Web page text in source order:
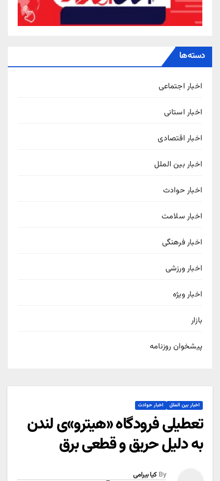
دسته‌ها
اخبار اجتماعی
اخبار استانی
اخبار اقتصادی
اخبار بین الملل
اخبار حوادث
اخبار سلامت
اخبار فرهنگی
اخبار ورزشی
اخبار ویژه
بازار
پیشخوان روزنامه
اخبار بین الملل اخبار حوادث
تعطیلی فرودگاه «هیترو»ی لندن
به دلیل حریق و قطعی برق
By کیا بیرامی